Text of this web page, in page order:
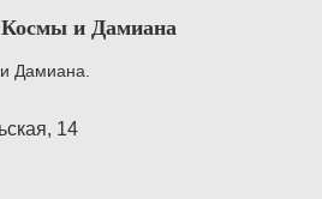
и Дамиана
Дамиана.
14